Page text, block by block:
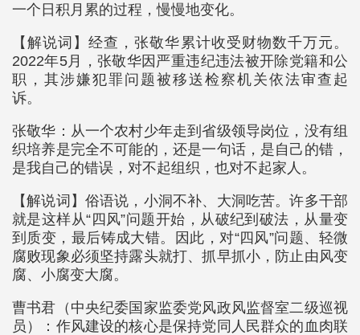
一个日积月累的过程，慢慢地变化。
【解说词】经查，张敬华累计收受财物数千万元。
2022年5月，张敬华因严重违纪违法被开除党籍和公
职，其涉嫌犯罪问题被移送检察机关依法审查起
诉。
张敬华：从一个农村少年走到省级领导岗位，没有组
织培养是完全不可能的，还是一句话，是自己的错，
是我自己的错误，对不起组织，也对不起家人。
【解说词】俗语说，小洞不补、大洞吃苦。许多干部
就是这样从“四风”问题开始，从破纪到破法，从量变
到质变，最后铸成大错。因此，对“四风”问题、轻微
腐败现象必须坚持露头就打、抓早抓小，防止由风变
腐、小腐变大腐。
曹书君（中央纪委国家监委党风政风监督室二级巡视
员）：作风建设的核心是保持党同人民群众的血肉联